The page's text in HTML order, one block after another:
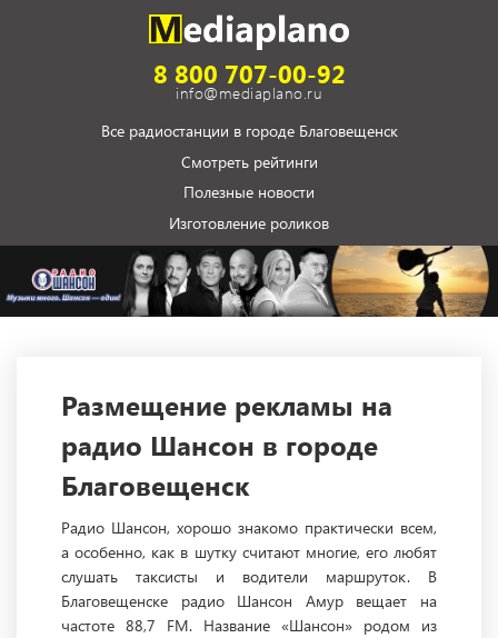
8 800 707-00-92
info@mediaplano.ru
Все радиостанции в городе Благовещенск
Смотреть рейтинги
Полезные новости
Изготовление роликов
Размещение рекламы на
радио Шансон в городе
Благовещенск
Радио Шансон, хорошо знакомо практически всем,
а особенно, как в шутку считают многие, его любят
слушать таксисты и водители маршруток. В
Благовещенске радио Шансон Амур вещает на
частоте 88,7 FM. Название «Шансон» родом из